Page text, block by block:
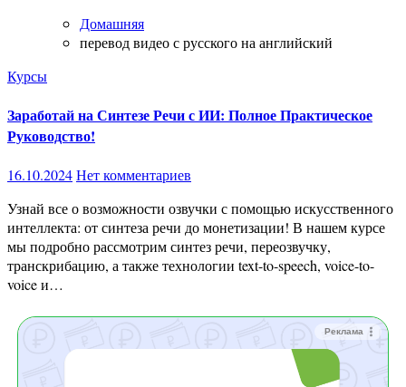
Домашняя
перевод видео с русского на английский
Курсы
Заработай на Синтезе Речи с ИИ: Полное Практическое
Руководство!
16.10.2024Нет комментариев
Узнай все о возможности озвучки с помощью искусственного
интеллекта: от синтеза речи до монетизации! В нашем курсе
мы подробно рассмотрим синтез речи, переозвучку,
транскрибацию, а также технологии text-to-speech, voice-to-
voice и…
Реклама